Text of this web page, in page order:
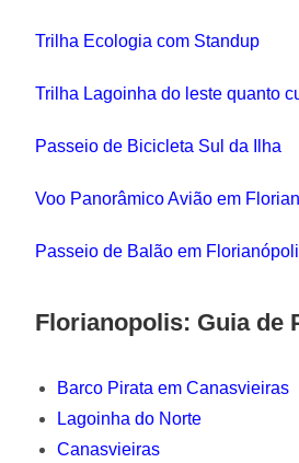
Trilha Ecologia com Standup
Trilha Lagoinha do leste quanto
Passeio de Bicicleta Sul da Ilha
Voo Panorâmico Avião em
Passeio de Balão em
Florianopolis: Guia de
Barco Pirata em Canasvieiras
Lagoinha do Norte
Canasvieiras